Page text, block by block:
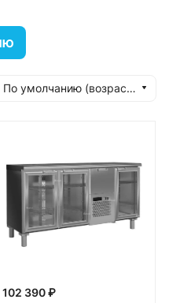
По умолчанию (возрастание)
102 390 ₽